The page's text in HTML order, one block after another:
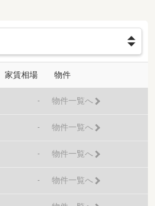
家賃相場 物件
- 物件一覧へ
- 物件一覧へ
- 物件一覧へ
- 物件一覧へ